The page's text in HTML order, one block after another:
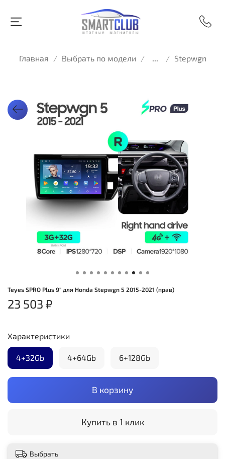
Главная Выбрать по модели ... Stepwgn
Teyes SPRO Plus 9" для Honda Stepwgn 5 2015-2021 (прав)
23 503 ₽
В корзину
Купить в 1 клик
Характеристики
4+32Gb 4+64Gb 6+128Gb
Выбрать